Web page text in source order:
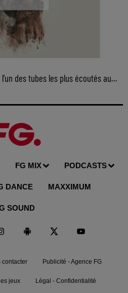
des tubes les plus écoutés au...
FG MIX PODCASTS
DANCE MAXXIMUM
SOUND
contacter Publicité - Agence FG
jeux Légal - Confidentialité